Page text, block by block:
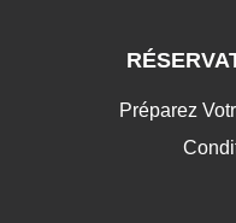
Préparez